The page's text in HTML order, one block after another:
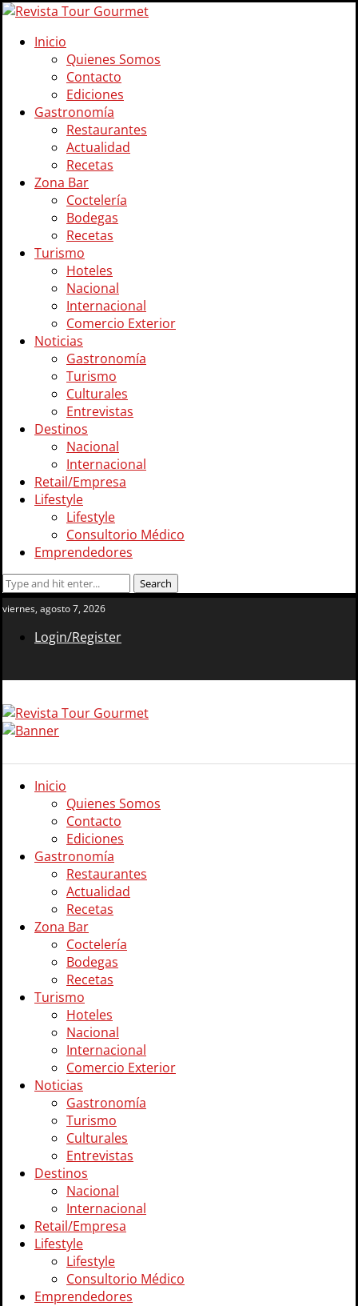
Inicio
Quienes Somos
Contacto
Ediciones
Gastronomía
Restaurantes
Actualidad
Recetas
Zona Bar
Coctelería
Bodegas
Recetas
Turismo
Hoteles
Nacional
Internacional
Comercio Exterior
Noticias
Gastronomía
Turismo
Culturales
Entrevistas
Destinos
Nacional
Internacional
Retail/Empresa
Lifestyle
Lifestyle
Consultorio Médico
Emprendedores
viernes, agosto 7, 2026
Login/Register
Inicio
Quienes Somos
Contacto
Ediciones
Gastronomía
Restaurantes
Actualidad
Recetas
Zona Bar
Coctelería
Bodegas
Recetas
Turismo
Hoteles
Nacional
Internacional
Comercio Exterior
Noticias
Gastronomía
Turismo
Culturales
Entrevistas
Destinos
Nacional
Internacional
Retail/Empresa
Lifestyle
Lifestyle
Consultorio Médico
Emprendedores